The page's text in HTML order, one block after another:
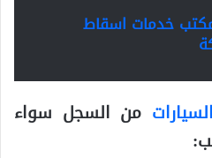
خدمات اسقاط
من السجل سواء